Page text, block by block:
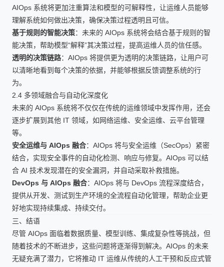
AIOps 系统将更加注重算法和模型的可解释性，让运维人员能够
理解系统如何做出决策，确保决策过程透明且可信。
基于规则的智能决策：未来的 AIOps 系统将会结合基于规则的智
能决策，帮助模型“解释”其决策过程，提高运维人员的信任感。
透明的决策链路：AIOps 将提供更为透明的决策链路，让用户可
以清晰地看到每个决策的依据，并能够根据反馈调整系统的行
为。
2.4 多领域融合与自动化深度化
未来的 AIOps 系统将不仅仅在传统的运维领域中发挥作用，还会
逐步扩展到其他 IT 领域，如网络运维、安全运维、云平台管理
等。
安全运维与 AIOps 融合：AIOps 将与安全运维（SecOps）紧密
结合，实现安全事件的自动化检测、响应与修复。AIOps 可以结
合 AI 技术发现潜在的安全漏洞，并自动采取补救措施。
DevOps 与 AIOps 融合：AIOps 将与 DevOps 流程深度结合，
提供从开发、测试到生产环境的全流程自动化管理，帮助企业更
好地实现持续集成、持续交付。
三、结语
尽管 AIOps 面临着数据质量、模型训练、集成复杂性等挑战，但
随着技术的不断进步，这些问题将逐渐得到解决。AIOps 的未来
无疑充满了潜力，它将推动 IT 运维从传统的人工干预和反应式管